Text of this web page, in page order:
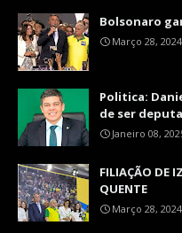
Bolsonaro
Março 28, 2024
Politica:
de ser
Janeiro 08,
FILIAÇÃO DE
QUENTE
Março 28, 2024